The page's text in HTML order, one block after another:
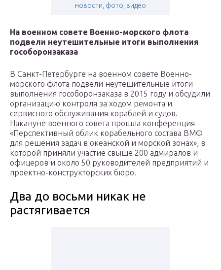
новости, фото, видео
На военном совете Военно-морского флота
подвели неутешительные итоги выполнения
гособоронзаказа
В Санкт-Петербурге на военном совете Военно-
морского флота подвели неутешительные итоги
выполнения гособоронзаказа в 2015 году и обсудили
организацию контроля за ходом ремонта и
сервисного обслуживания кораблей и судов.
Накануне военного совета прошла конференция
«Перспективный облик корабельного состава ВМФ
для решения задач в океанской и морской зонах», в
которой приняли участие свыше 200 адмиралов и
офицеров и около 50 руководителей предприятий и
проектно-конструкторских бюро.
Два до восьми никак не
растягивается